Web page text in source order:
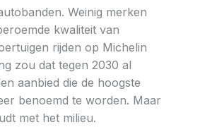
Weinig merken
kwaliteit van
rijden op Michelin
zou dat tegen 2030 al
aanbied die de hoogste
benoemd te worden. Maar
met het milieu.